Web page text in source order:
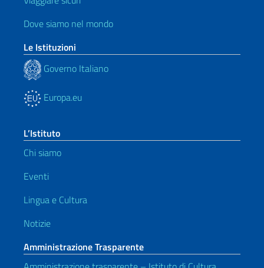
Dove siamo nel mondo
Le Istituzioni
Governo Italiano
Europa.eu
L’Istituto
Chi siamo
Eventi
Lingua e Cultura
Notizie
Amministrazione Trasparente